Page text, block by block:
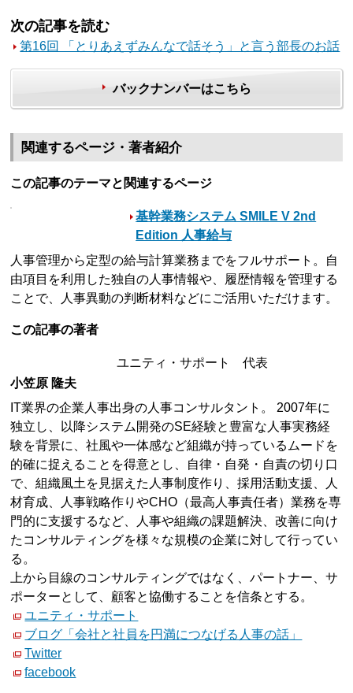
次の記事を読む
第16回 「とりあえずみんなで話そう」と言う部長のお話
バックナンバーはこちら
関連するページ・著者紹介
この記事のテーマと関連するページ
基幹業務システム SMILE V 2nd
Edition 人事給与
人事管理から定型の給与計算業務までをフルサポート。自
由項目を利用した独自の人事情報や、履歴情報を管理する
ことで、人事異動の判断材料などにご活用いただけます。
この記事の著者
ユニティ・サポート 代表
小笠原 隆夫
IT業界の企業人事出身の人事コンサルタント。 2007年に
独立し、以降システム開発のSE経験と豊富な人事実務経
験を背景に、社風や一体感など組織が持っているムードを
的確に捉えることを得意とし、自律・自発・自責の切り口
で、組織風土を見据えた人事制度作り、採用活動支援、人
材育成、人事戦略作りやCHO（最高人事責任者）業務を専
門的に支援するなど、人事や組織の課題解決、改善に向け
たコンサルティングを様々な規模の企業に対して行ってい
る。
上から目線のコンサルティングではなく、パートナー、サ
ポーターとして、顧客と協働することを信条とする。
ユニティ・サポート
ブログ「会社と社員を円満につなげる人事の話」
Twitter
facebook